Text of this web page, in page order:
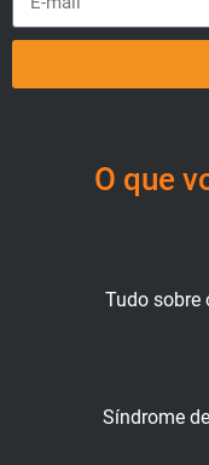
O que
Tudo sobre
Síndrome